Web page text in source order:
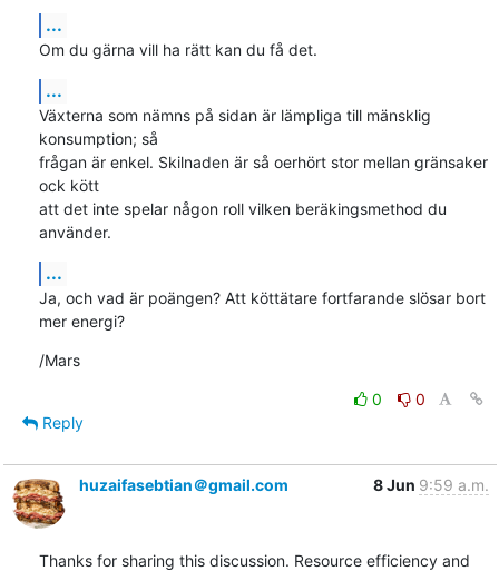
...
Om du gärna vill ha rätt kan du få det.
...
Växterna som nämns på sidan är lämpliga till mänsklig
konsumption; så
frågan är enkel. Skilnaden är så oerhört stor mellan gränsaker
ock kött
att det inte spelar någon roll vilken beräkingsmethod du
använder.
...
Ja, och vad är poängen? Att köttätare fortfarande slösar bort
mer energi?
/Mars
0
0
Reply
huzaifasebtian＠gmail.com 8 Jun 9:59 a.m.
Thanks for sharing this discussion. Resource efficiency and